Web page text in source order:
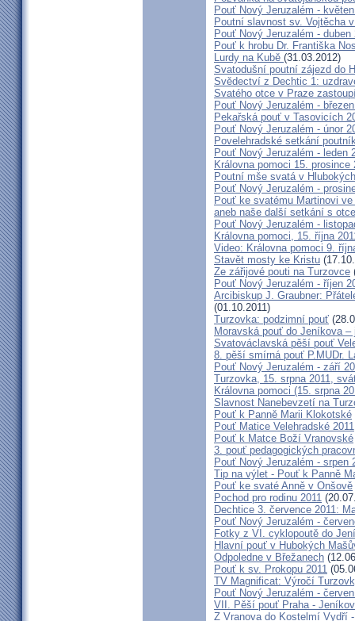
Pouť Nový Jeruzalém -
Poutní slavnost sv. Vojtěcha
Pouť Nový Jeruzalém - duben
Pouť k hrobu Dr. Františka
Lurdy na Kubě (31.03.2012)
Svatodušní poutní zájezd do
Svědectví z Dechtic 1:
Svatého otce v Praze
Pouť Nový Jeruzalém -
Pekařská pouť v Tasovicích
Pouť Nový Jeruzalém - únor
Povelehradské setkání
Pouť Nový Jeruzalém - leden
Královna pomoci 15. prosince
Poutní mše svatá v
Pouť Nový Jeruzalém -
Pouť ke svatému Martinovi
aneb naše další setkání s
Pouť Nový Jeruzalém -
Královna pomoci, 15. října
Video: Královna pomoci 9.
Stavět mosty ke Kristu
Ze zářijové pouti na Turzovce
Pouť Nový Jeruzalém - říjen
Arcibiskup J. Graubner:
(01.10.2011)
Turzovka: podzimní pouť
Moravská pouť do Jeníkova
Svatováclavská pěší pouť
8. pěší smírná pouť P.MUDr.
Pouť Nový Jeruzalém - září
Turzovka, 15. srpna 2011,
Královna pomoci (15. srpna
Slavnost Nanebevzetí na
Pouť k Panně Marii Klokotské
Pouť Matice Velehradské 2011
Pouť k Matce Boží Vranovské
3. pouť pedagogických
Pouť Nový Jeruzalém - srpen
Tip na výlet - Pouť k Panně
Pouť ke svaté Anně v Onšově
Pochod pro rodinu 2011
Dechtice 3. července 2011:
Pouť Nový Jeruzalém -
Fotky z VI. cyklopoutě do
Hlavní pouť v Hubokých
Odpoledne v Břežanech
Pouť k sv. Prokopu 2011
TV Magnificat: Výročí
Pouť Nový Jeruzalém -
VII. Pěší pouť Praha -
Z Vranova do Kostelmí Vydří